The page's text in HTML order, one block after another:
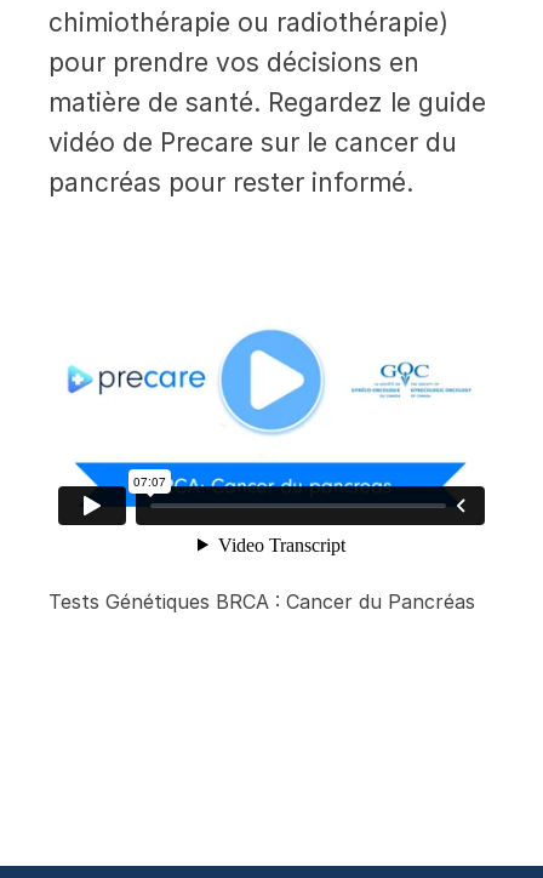
chimiothérapie ou radiothérapie)
pour prendre vos décisions en
matière de santé. Regardez le guide
vidéo de Precare sur le cancer du
pancréas pour rester informé.
Tests Génétiques BRCA : Cancer du Pancréas